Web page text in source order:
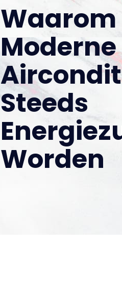
Waarom
Moderne
Steeds
Worden